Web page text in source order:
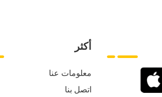
أكثر
معلومات عنا
اتصل بنا